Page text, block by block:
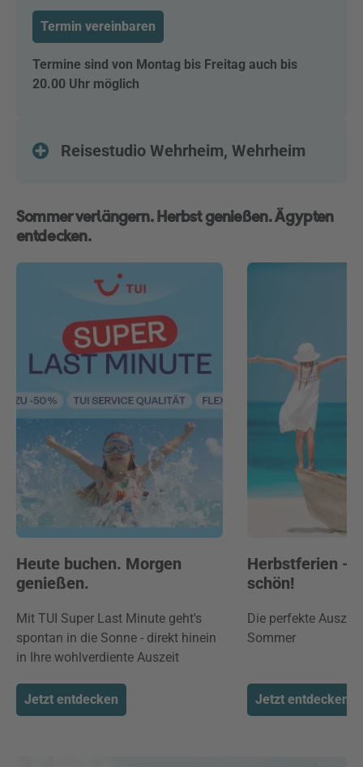
Mo–Fr
10:00–18:00
Sa
10:00–16:00
Termin vereinbaren
Termine sind von Montag bis Freitag auch bis
20.00 Uhr möglich
Reisestudio Wehrheim, Wehrheim
Sommer verlängern. Herbst genießen. Ägypten
entdecken.
Heute buchen. Morgen
genießen.
Mit TUI Super Last Minute geht's
spontan in die Sonne - direkt hinein
in Ihre wohlverdiente Auszeit
Jetzt entdecken
Herbstferien -
schön!
Die perfekte
Sommer
Jetzt entdecken